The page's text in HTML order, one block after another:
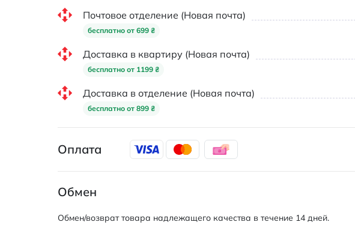
Почтовое отделение (Новая почта)
бесплатно от 699 ₴
Доставка в квартиру (Новая почта)
бесплатно от 1199 ₴
Доставка в отделение (Новая почта)
бесплатно от 899 ₴
Оплата
Обмен
Обмен/возврат товара надлежащего качества в течение 14 дней.